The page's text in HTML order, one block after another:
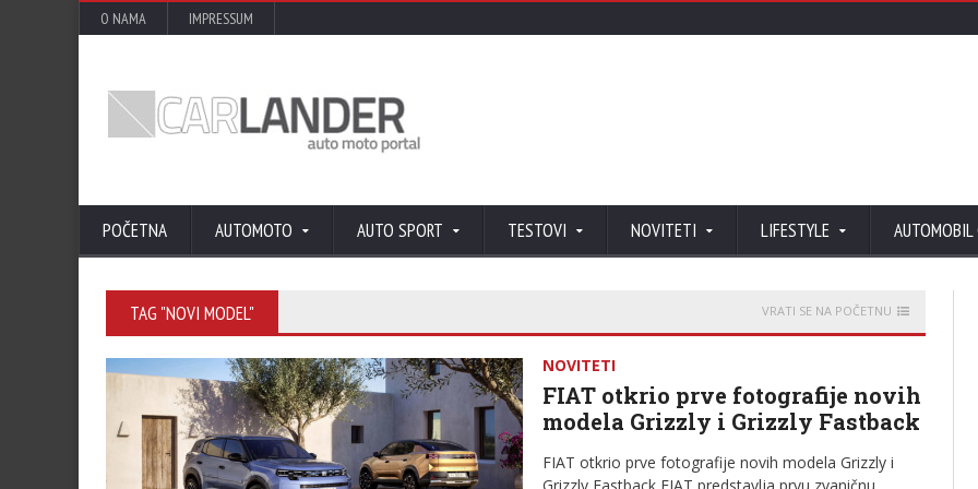
O NAMA IMPRESSUM
POČETNA AUTOMOTO AUTO SPORT TESTOVI NOVITETI LIFESTYLE AUTOMOBIL
TAG "NOVI MODEL" VRATI SE NA POČETNU
NOVITETI
FIAT otkrio prve fotografije novih
modela Grizzly i Grizzly Fastback
FIAT otkrio prve fotografije novih modela Grizzly i